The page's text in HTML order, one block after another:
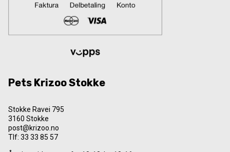
Pets Krizoo Stokke
Stokke Ravei 795
3160 Stokke
post@krizoo.no
Tlf: 33 33 85 57